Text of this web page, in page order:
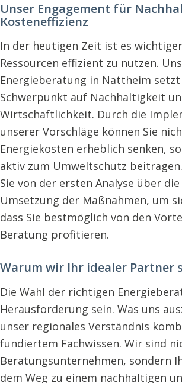
Unser Engagement für
Kosteneffizienz
In der heutigen Zeit ist es
Ressourcen effizient zu nutzen.
Energieberatung in Nattheim
Schwerpunkt auf Nachhaltigkeit
Wirtschaftlichkeit. Durch die
unserer Vorschläge können Sie
Energiekosten erheblich senken,
aktiv zum Umweltschutz
Sie von der ersten Analyse über
Umsetzung der Maßnahmen, um
dass Sie bestmöglich von den
Beratung profitieren.
Warum wir Ihr idealer Partner
Die Wahl der richtigen
Herausforderung sein. Was uns
unser regionales Verständnis
fundiertem Fachwissen. Wir sind
Beratungsunternehmen, sondern
dem Weg zu einem nachhaltigen